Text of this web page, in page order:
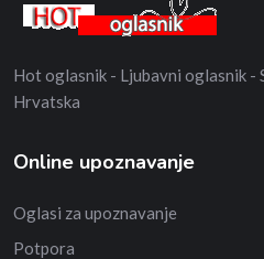
Hot oglasnik - Ljubavni oglasnik -
Hrvatska
Online upoznavanje
Oglasi za upoznavanje
Potpora